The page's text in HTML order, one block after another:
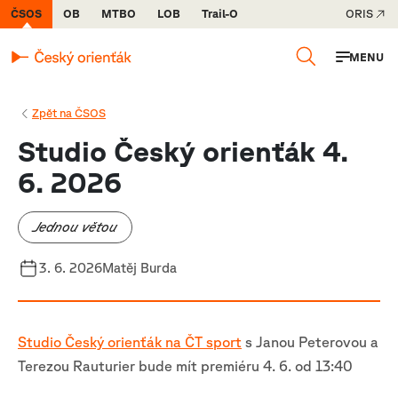
ČSOS OB MTBO LOB Trail-O ORIS
MENU
Zpět na ČSOS
Studio Český orienťák 4.
6. 2026
Jednou větou
3. 6. 2026Matěj Burda
Studio Český orienťák na ČT sport s Janou Peterovou a
Terezou Rauturier bude mít premiéru 4. 6. od 13:40